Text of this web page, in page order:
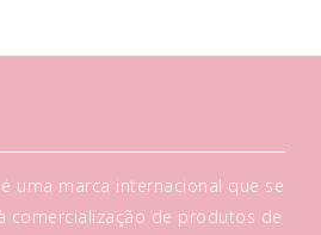
é uma marca internacional que se
comercialização de produtos de